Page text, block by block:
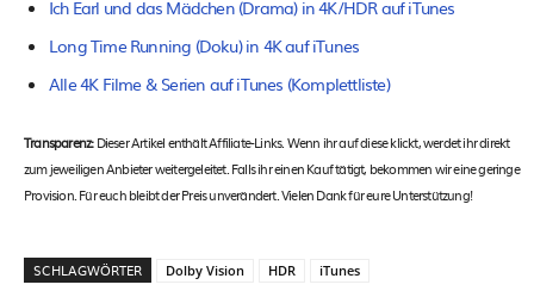
Ich Earl und das Mädchen (Drama) in 4K/HDR auf iTunes
Long Time Running (Doku) in 4K auf iTunes
Alle 4K Filme & Serien auf iTunes (Komplettliste)
Transparenz:Dieser Artikel enthält Affiliate-Links. Wenn ihr auf diese klickt, werdet ihr direkt
zum jeweiligen Anbieter weitergeleitet. Falls ihr einen Kauf tätigt, bekommen wir eine geringe
Provision. Für euch bleibt der Preis unverändert. Vielen Dank für eure Unterstützung!
SCHLAGWÖRTER Dolby Vision HDR iTunes